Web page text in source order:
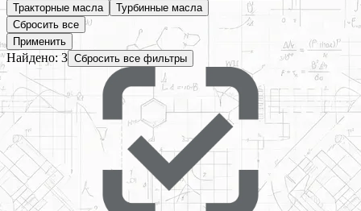
Тракторные масла
Турбинные масла
Сбросить все
Применить
Найдено: 3 Сбросить все фильтры